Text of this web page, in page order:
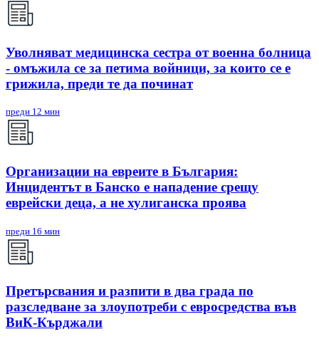
Уволняват медицинска сестра от военна болница
- омъжила се за петима войници, за които се е
грижила, преди те да починат
преди 12 мин
Организации на евреите в България:
Инцидентът в Банско е нападение срещу
еврейски деца, а не хулиганска проява
преди 16 мин
Претърсвания и разпити в два града по
разследване за злоупотреби с евросредства във
ВиК-Кърджали